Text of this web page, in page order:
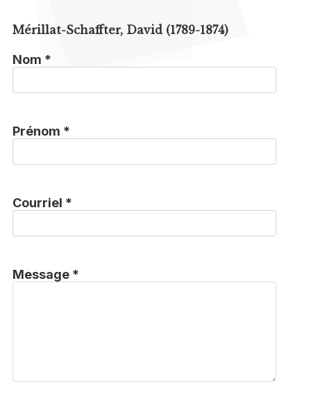
Mérillat-Schaffter, David (1789-1874)
Nom *
Prénom *
Courriel *
Message *